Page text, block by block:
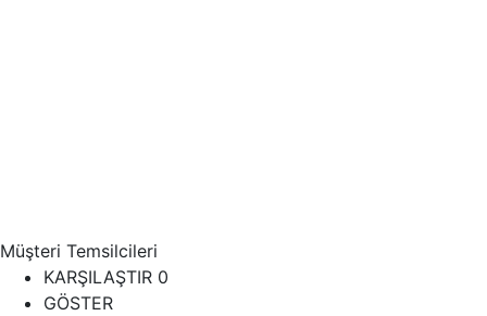
Müşteri Temsilcileri
KARŞILAŞTIR 0
GÖSTER